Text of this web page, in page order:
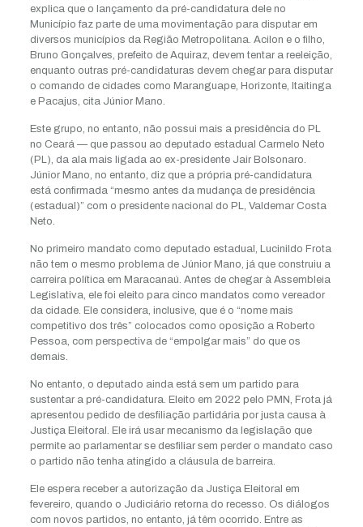
explica que o lançamento da pré-candidatura dele no
Município faz parte de uma movimentação para disputar em
diversos municípios da Região Metropolitana. Acilon e o filho,
Bruno Gonçalves, prefeito de Aquiraz, devem tentar a reeleição,
enquanto outras pré-candidaturas devem chegar para disputar
o comando de cidades como Maranguape, Horizonte, Itaitinga
e Pacajus, cita Júnior Mano.
Este grupo, no entanto, não possui mais a presidência do PL
no Ceará — que passou ao deputado estadual Carmelo Neto
(PL), da ala mais ligada ao ex-presidente Jair Bolsonaro.
Júnior Mano, no entanto, diz que a própria pré-candidatura
está confirmada “mesmo antes da mudança de presidência
(estadual)” com o presidente nacional do PL, Valdemar Costa
Neto.
No primeiro mandato como deputado estadual, Lucinildo Frota
não tem o mesmo problema de Júnior Mano, já que construiu a
carreira política em Maracanaú. Antes de chegar à Assembleia
Legislativa, ele foi eleito para cinco mandatos como vereador
da cidade. Ele considera, inclusive, que é o “nome mais
competitivo dos três” colocados como oposição a Roberto
Pessoa, com perspectiva de “empolgar mais” do que os
demais.
No entanto, o deputado ainda está sem um partido para
sustentar a pré-candidatura. Eleito em 2022 pelo PMN, Frota já
apresentou pedido de desfiliação partidária por justa causa à
Justiça Eleitoral. Ele irá usar mecanismo da legislação que
permite ao parlamentar se desfiliar sem perder o mandato caso
o partido não tenha atingido a cláusula de barreira.
Ele espera receber a autorização da Justiça Eleitoral em
fevereiro, quando o Judiciário retorna do recesso. Os diálogos
com novos partidos, no entanto, já têm ocorrido. Entre as